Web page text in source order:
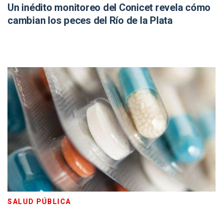
Un inédito monitoreo del Conicet revela cómo
cambian los peces del Río de la Plata
SALUD PÚBLICA